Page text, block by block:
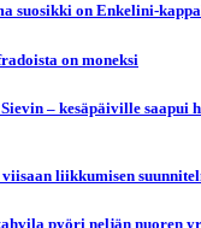
suosikki on Enkelini-
on moneksi
– kesäpäiville saapui
liikkumisen
pyöri neljän nuoren